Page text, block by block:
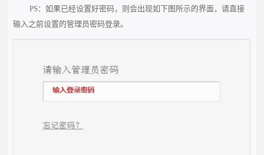
PS：如果已经设置好密码，则会出现如下图所示的界面，请直接
输入之前设置的管理员密码登录。